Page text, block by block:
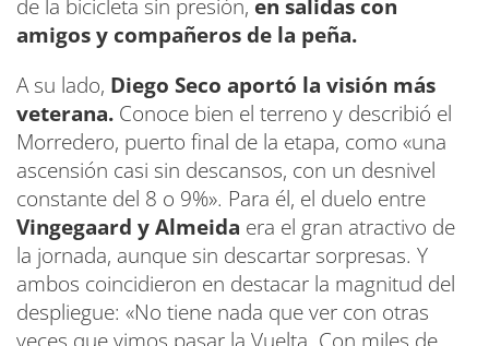
de la bicicleta sin presión, en salidas con
amigos y compañeros de la peña.
A su lado, Diego Seco aportó la visión más
veterana. Conoce bien el terreno y describió el
Morredero, puerto final de la etapa, como «una
ascensión casi sin descansos, con un desnivel
constante del 8 o 9%». Para él, el duelo entre
Vingegaard y Almeida era el gran atractivo de
la jornada, aunque sin descartar sorpresas. Y
ambos coincidieron en destacar la magnitud del
despliegue: «No tiene nada que ver con otras